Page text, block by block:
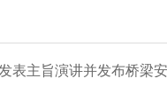
表主旨演讲并发布桥梁